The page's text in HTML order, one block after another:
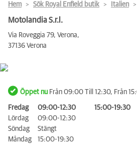
Hem Sök Royal Enfield butik Italien
Motolandia S.r.l.
Via Roveggia 79, Verona,
37136 Verona
Öppet nu Från 09:00 Till 12:30, Från
Fredag 09:00-12:30
15:00-19:30
Lördag
09:00-12:30
Söndag
Stängt
Måndag
15:00-19:30